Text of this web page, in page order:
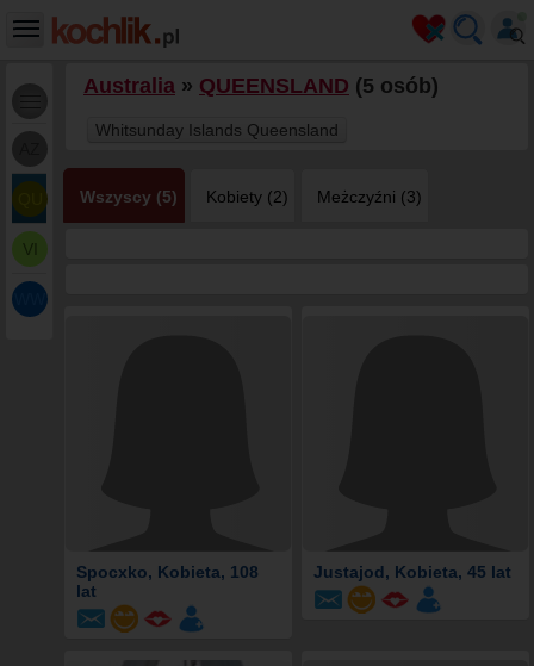
VI
Australia » QUEENSLAND (5 osób)
Whitsunday Islands Queensland
Wszyscy (5) Kobiety (2) Meżczyźni (3)
Spocxko, Kobieta, 108
lat
Justajod, Kobieta, 45 lat